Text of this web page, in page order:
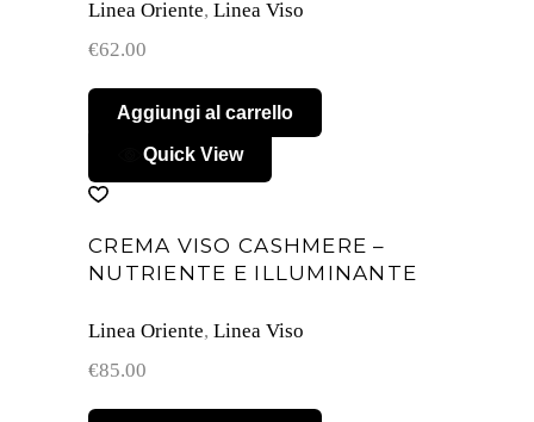
Linea Oriente, Linea Viso
€62.00
Aggiungi al carrello
Quick View
CREMA VISO CASHMERE –
NUTRIENTE E ILLUMINANTE
Linea Oriente, Linea Viso
€85.00